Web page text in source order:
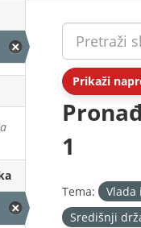
Prikaži
1
Tema: Vlada
Središnji